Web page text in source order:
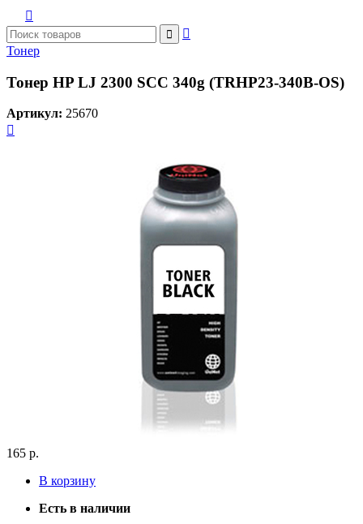



Тонер
Тонер HP LJ 2300 SCC 340g (TRHP23-340B-OS)
Артикул: 25670

165 р.
В корзину
Есть в наличии